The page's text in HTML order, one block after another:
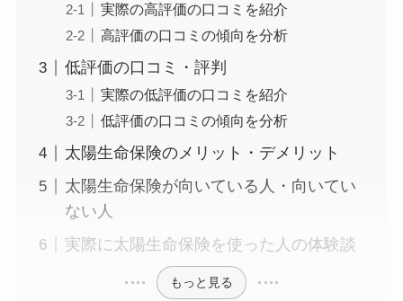
実際の高評価の口コミを紹介
高評価の口コミの傾向を分析
低評価の口コミ・評判
実際の低評価の口コミを紹介
低評価の口コミの傾向を分析
太陽生命保険のメリット・デメリット
太陽生命保険が向いている人・向いてい
ない人
実際に太陽生命保険を使った人の体験談
もっと見る